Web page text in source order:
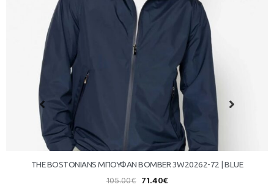
THE BOSTONIANS ΜΠΟΥΦΑΝ BOMBER 3W20262-72 | BLUE
105.00€ 71.40€